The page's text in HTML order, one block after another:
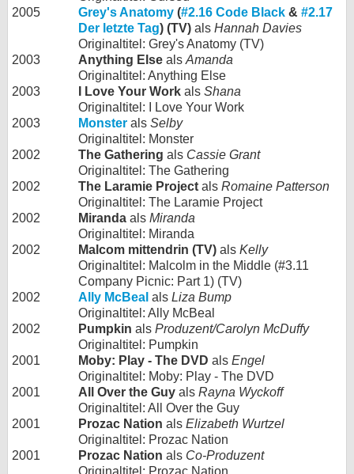
2005
Grey's Anatomy (#2.16 Code Black & #2.17
Der letzte Tag) (TV) als Hannah Davies
Originaltitel: Grey's Anatomy (TV)
2003
Anything Else als Amanda
Originaltitel: Anything Else
2003
I Love Your Work als Shana
Originaltitel: I Love Your Work
2003
Monster als Selby
Originaltitel: Monster
2002
The Gathering als Cassie Grant
Originaltitel: The Gathering
2002
The Laramie Project als Romaine Patterson
Originaltitel: The Laramie Project
2002
Miranda als Miranda
Originaltitel: Miranda
2002
Malcom mittendrin (TV) als Kelly
Originaltitel: Malcolm in the Middle (#3.11
Company Picnic: Part 1) (TV)
2002
Ally McBeal als Liza Bump
Originaltitel: Ally McBeal
2002
Pumpkin als Produzent/Carolyn McDuffy
Originaltitel: Pumpkin
2001
Moby: Play - The DVD als Engel
Originaltitel: Moby: Play - The DVD
2001
All Over the Guy als Rayna Wyckoff
Originaltitel: All Over the Guy
2001
Prozac Nation als Elizabeth Wurtzel
Originaltitel: Prozac Nation
2001
Prozac Nation als Co-Produzent